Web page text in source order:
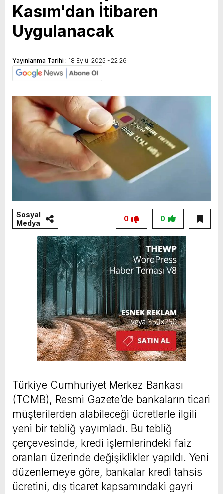
Kasım'dan İtibaren
Uygulanacak
Yayınlanma Tarihi : 18 Eylül 2025 - 22:26
Sosyal
Medya
0
0
Türkiye Cumhuriyet Merkez Bankası
(TCMB), Resmi Gazete’de bankaların ticari
müşterilerden alabileceği ücretlerle ilgili
yeni bir tebliğ yayımladı. Bu tebliğ
çerçevesinde, kredi işlemlerindeki faiz
oranları üzerinde değişiklikler yapıldı. Yeni
düzenlemeye göre, bankalar kredi tahsis
ücretini, dış ticaret kapsamındaki gayri